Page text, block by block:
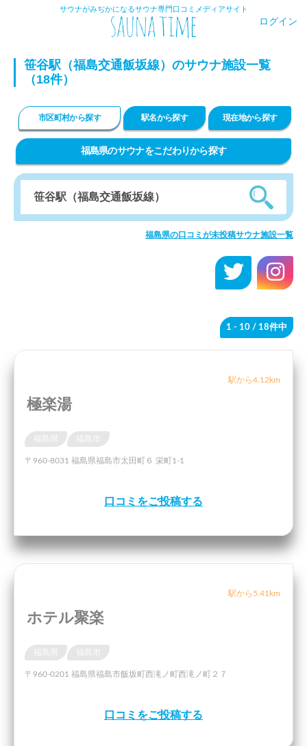
サウナがみぢかになるサウナ専門口コミメディアサイト
ログイン
笹谷駅（福島交通飯坂線）のサウナ施設一覧
（18件）
市区町村から探す 駅名から探す 現在地から探す
福島県のサウナをこだわりから探す
福島県の口コミが未投稿サウナ施設一覧
1 - 10 / 18件中
駅から4.12km
極楽湯
〒960-8031 福島県福島市太田町６ 栄町1-1
口コミをご投稿する
駅から5.41km
ホテル聚楽
〒960-0201 福島県福島市飯坂町西滝ノ町西滝ノ町２７
口コミをご投稿する